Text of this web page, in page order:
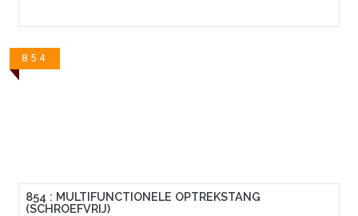
854
854 : MULTIFUNCTIONELE OPTREKSTANG
(SCHROEFVRIJ)